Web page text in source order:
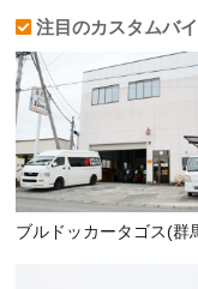
注目のカスタムバ
ブルドッカータゴス(群